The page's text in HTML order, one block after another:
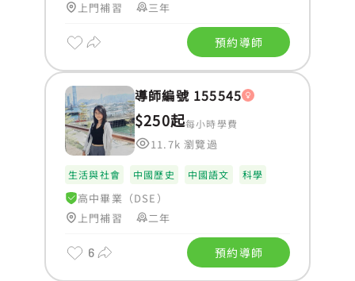
上門補習 三年
預約導師
導師編號 155545
$250起每小時學費
11.7k 瀏覽過
生活與社會 中國歷史 中國語文 科學
高中畢業（DSE）
上門補習
二年
6 預約導師